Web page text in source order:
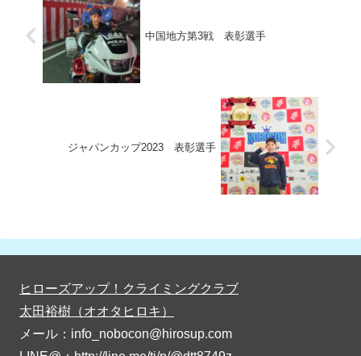
中国地方第3戦 表彰選手
ジャパンカップ2023 表彰選手
ヒローズアップ！クライミングクラブ
太田裕樹（オオタヒロキ）
メール：info_nobocon@hirosup.com